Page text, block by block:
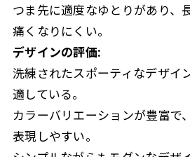
つま先に適度なゆとりがあり、
痛くなりにくい。
デザインの評価:
洗練されたスポーティなデザイ
適している。
カラーバリエーションが豊富で
表現しやすい。